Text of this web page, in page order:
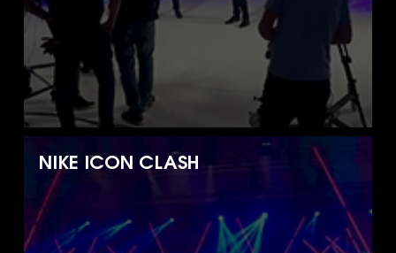
NIKE ICON CLASH